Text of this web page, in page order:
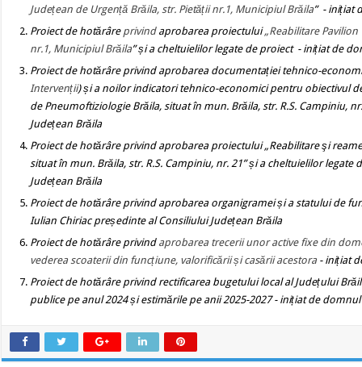
Județean de Urgență Brăila, str. Pietății nr.1, Municipiul Brăila” -inițiat
Proiect de hotărâre privind aprobarea proiectului„Reabilitare
nr.1, Municipiul Brăila” și a cheltuielilor legate de proiect -inițiat de
Proiect de hotărâre privindaprobarea documentației tehnico-
Intervenții) și a noilor indicatori tehnico-economici pentru obiectivul
de Pneumoftiziologie Brăila, situat în mun. Brăila, str. R.S. Campiniu,
Județean Brăila
Proiect de hotărâre privind aprobarea proiectului„Reabilitare şi
situat în mun. Brăila, str. R.S. Campiniu, nr. 21” și a cheltuielilor legate
Județean Brăila
Proiect de hotărâre privind aprobarea organigramei și a statului de
Iulian Chiriac președinte al Consiliului Județean Brăila
Proiect de hotărâre privind aprobarea trecerii unor active fixe din
vederea scoaterii din funcțiune, valorificării și casării acestora -inițiat
Proiect de hotărâre privind rectificarea bugetului local al Județului
publice pe anul 2024 și estimările pe anii 2025-2027-inițiat de domnul